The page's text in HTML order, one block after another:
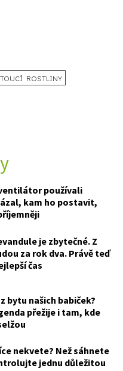
ROSTLINY
používali
kam ho postavit,
je zbytečné. Z
za rok dva. Právě teď
čas
bytu našich babiček?
přežije i tam, kde
nekvete? Než sáhnete
jednu důležitou